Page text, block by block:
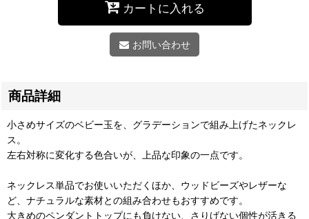
カートに入れる
お問い合わせ
商品詳細
小さめサイズのベビー玉を、グラデーションで組み上げたネックレ
ス。
左右対称に変化する色合いが、上品な印象の一点です。
ネックレス単品でお使いいただくほか、ウッドビーズやレザーな
ど、ナチュラルな素材との組み合わせもおすすめです。
大きめのペンダントトップにも負けない、さりげない個性が活きる